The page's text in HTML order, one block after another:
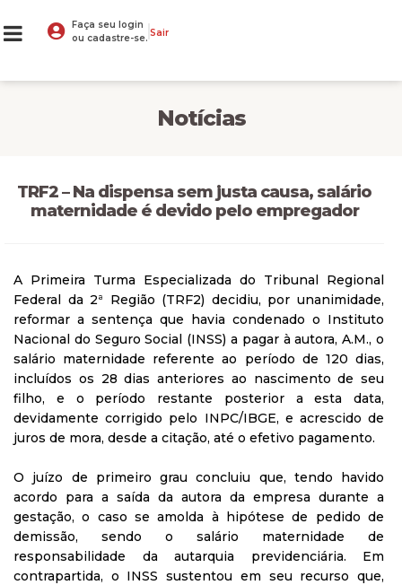
Faça seu login
ou cadastre-se. Sair
Notícias
TRF2 – Na dispensa sem justa causa, salário
maternidade é devido pelo empregador
A Primeira Turma Especializada do Tribunal Regional
Federal da 2ª Região (TRF2) decidiu, por unanimidade,
reformar a sentença que havia condenado o Instituto
Nacional do Seguro Social (INSS) a pagar à autora, A.M., o
salário maternidade referente ao período de 120 dias,
incluídos os 28 dias anteriores ao nascimento de seu
filho, e o período restante posterior a esta data,
devidamente corrigido pelo INPC/IBGE, e acrescido de
juros de mora, desde a citação, até o efetivo pagamento.
O juízo de primeiro grau concluiu que, tendo havido
acordo para a saída da autora da empresa durante a
gestação, o caso se amolda à hipótese de pedido de
demissão, sendo o salário maternidade de
responsabilidade da autarquia previdenciária. Em
contrapartida, o INSS sustentou em seu recurso que,